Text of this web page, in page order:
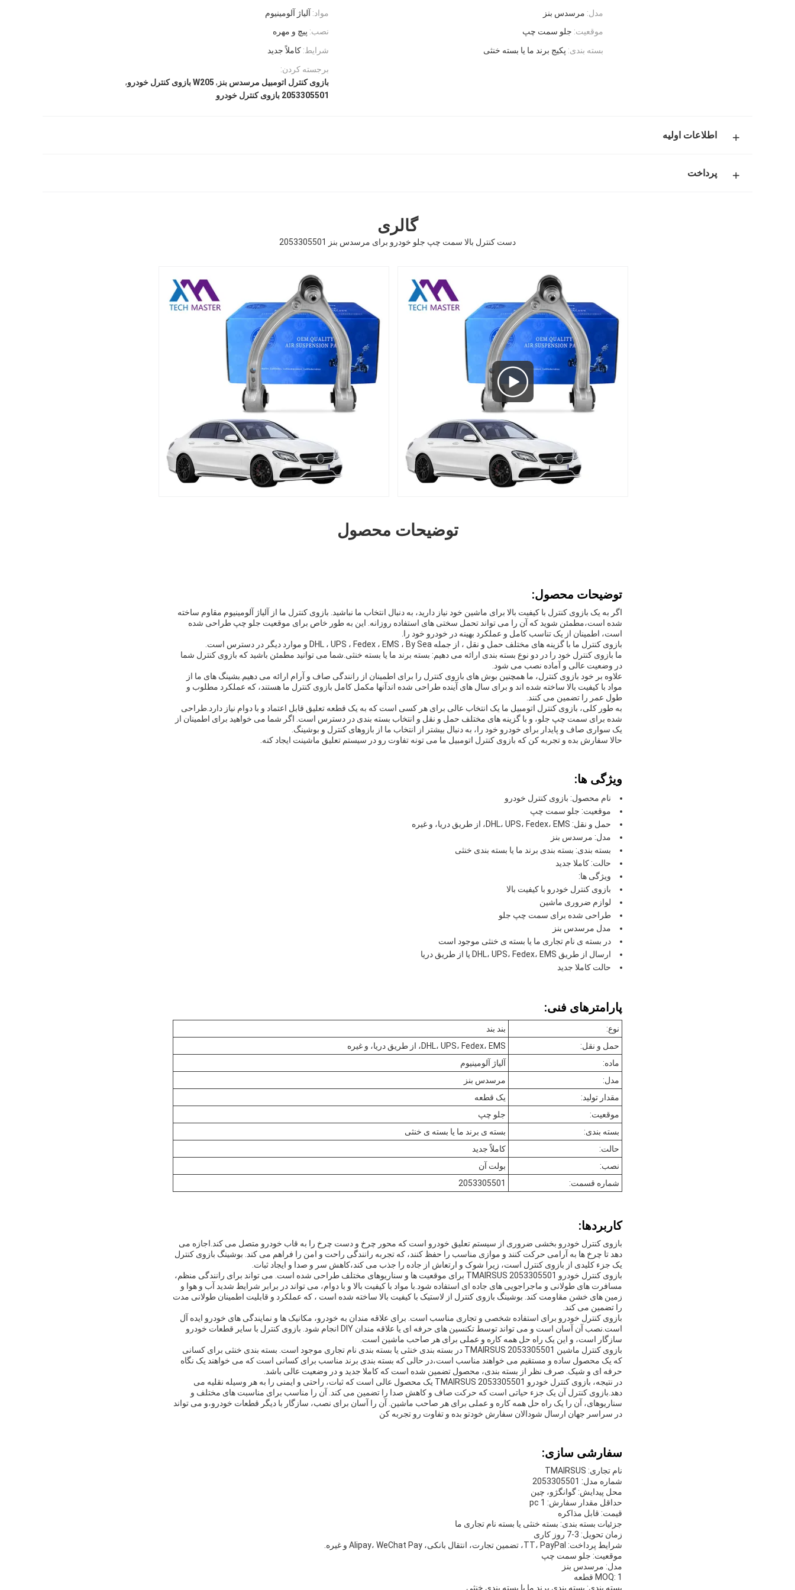
مواد: آلیاژ آلومینیوم مدل: مرسدس بنز
نصب: پیچ و مهره موقعیت: جلو سمت چپ
شرایط: کاملاً جديد بسته بندی: پکیج برند ما یا بسته خنثی
برجسته کردن:
بازوی کنترل اتومبیل مرسدس بنز , W205 بازوی کنترل خودرو
,
2053305501 بازوی کنترل خودرو
اطلاعات اولیه
پرداخت
گالری
دست کنترل بالا سمت چپ جلو خودرو برای مرسدس بنز 2053305501
توضیحات محصول
توضیحات محصول:
اگر به یک بازوی کنترل با کیفیت بالا برای ماشین خود نیاز دارید، به دنبال انتخاب ما نباشید. بازوی کنترل ما از آلیاژ آلومینیوم مقاوم ساخته
شده است،مطمئن شوید که آن را می تواند تحمل سختی های استفاده روزانه. این به طور خاص برای موقعیت جلو چپ طراحی شده
است، اطمینان از یک تناسب کامل و عملکرد بهینه در خودرو خود را.
بازوی کنترل ما با گزینه های مختلف حمل و نقل ، از جمله DHL ، UPS ، Fedex ، EMS ، By Sea و موارد دیگر در دسترس است.
ما بازوی کنترل خود را در دو نوع بسته بندی ارائه می دهیم: بسته برند ما یا بسته خنثی.شما می توانید مطمئن باشید که بازوی کنترل شما
در وضعیت عالی و آماده نصب می شود.
علاوه بر خود بازوی کنترل، ما همچنین بوش های بازوی کنترل را برای اطمینان از رانندگی صاف و آرام ارائه می دهیم.بشینگ های ما از
مواد با کیفیت بالا ساخته شده اند و برای سال های آینده طراحی شده اندآنها مکمل کامل بازوی کنترل ما هستند، که عملکرد مطلوب و
طول عمر را تضمین می کنند.
به طور کلی، بازوی کنترل اتومبیل ما یک انتخاب عالی برای هر کسی است که به یک قطعه تعلیق قابل اعتماد و با دوام نیاز دارد.طراحی
شده برای سمت چپ جلو، و با گزینه های مختلف حمل و نقل و انتخاب بسته بندی در دسترس است. اگر شما می خواهید برای اطمینان از
یک سواری صاف و پایدار برای خودرو خود را، به دنبال بیشتر از انتخاب ما از بازوهای کنترل و بوشینگ.
حالا سفارش بده و تجربه کن که بازوی کنترل اتومبیل ما می تونه تفاوت رو در سیستم تعلیق ماشینت ایجاد کنه.
ویژگی ها:
نام محصول: بازوی کنترل خودرو
موقعیت: جلو سمت چپ
حمل و نقل: DHL، UPS، Fedex، EMS، از طریق دریا، و غیره
مدل: مرسدس بنز
بسته بندی: بسته بندی برند ما یا بسته بندی خنثی
حالت: کاملا جدید
ویژگی ها:
بازوی کنترل خودرو با کیفیت بالا
لوازم ضروری ماشین
طراحی شده برای سمت چپ جلو
مدل مرسدس بنز
در بسته ی نام تجاری ما یا بسته ی خنثی موجود است
ارسال از طریق DHL، UPS، Fedex، EMS یا از طریق دریا
حالت کاملا جدید
پارامترهای فنی:
نوع:
بند بند
حمل و نقل:
DHL، UPS، Fedex، EMS، از طریق دریا، و غیره
ماده:
آلیاژ آلومینیوم
مدل:
مرسدس بنز
مقدار تولید:
یک قطعه
موقعیت:
جلو چپ
بسته بندی:
بسته ی برند ما یا بسته ی خنثی
حالت:
کاملاً جديد
نصب:
بولت آن
شماره قسمت:
2053305501
کاربردها:
بازوی کنترل خودرو بخشی ضروری از سیستم تعلیق خودرو است که محور چرخ و دست چرخ را به قاب خودرو متصل می کند.اجازه می
دهد تا چرخ ها به آرامی حرکت کنند و موازی مناسب را حفظ کنند، که تجربه رانندگی راحت و امن را فراهم می کند. بوشینگ بازوی کنترل
یک جزء کلیدی از بازوی کنترل است، زیرا شوک و ارتعاش از جاده را جذب می کند،کاهش سر و صدا و ایجاد ثبات.
بازوی کنترل خودرو TMAIRSUS 2053305501 برای موقعیت ها و سناریوهای مختلف طراحی شده است. می تواند برای رانندگی منظم،
مسافرت های طولانی و ماجراجویی های جاده ای استفاده شود.با مواد با کيفيت بالا و با دوام، می تواند در برابر شرایط شدید آب و هوا و
زمین های خشن مقاومت کند. بوشینگ بازوی کنترل از لاستیک با کیفیت بالا ساخته شده است ، که عملکرد و قابلیت اطمینان طولانی مدت
را تضمین می کند.
بازوی کنترل خودرو برای استفاده شخصی و تجاری مناسب است. برای علاقه مندان به خودرو، مکانیک ها و نمایندگی های خودرو ایده آل
است.نصب آن آسان است و می تواند توسط تکنسین های حرفه ای یا علاقه مندان DIY انجام شود. بازوی کنترل با سایر قطعات خودرو
سازگار است، و این یک راه حل همه کاره و عملی برای هر صاحب ماشین است.
بازوی کنترل ماشین TMAIRSUS 2053305501 در بسته بندی خنثی یا بسته بندی نام تجاری موجود است. بسته بندی خنثی برای کسانی
که یک محصول ساده و مستقیم می خواهند مناسب است،در حالی که بسته بندی برند مناسب برای کسانی است که می خواهند یک نگاه
حرفه ای و شیک. صرف نظر از بسته بندی، محصول تضمین شده است که کاملا جدید و در وضعیت عالی باشد.
در نتیجه، بازوی کنترل خودرو TMAIRSUS 2053305501 یک محصول عالی است که ثبات، راحتی و ایمنی را به هر وسیله نقلیه می
دهد.بازوی کنترل آن یک جزء حیاتی است که حرکت صاف و کاهش صدا را تضمین می کند. آن را مناسب برای مناسبت های مختلف و
سناریوهای، آن را یک راه حل همه کاره و عملی برای هر صاحب ماشین. آن را آسان برای نصب، سازگار با دیگر قطعات خودرو،و می تواند
در سراسر جهان ارسال شودالان سفارش خودتو بده و تفاوت رو تجربه کن
سفارشی سازی:
نام تجاری: TMAIRSUS
شماره مدل: 2053305501
محل پیدایش: گوانگژو، چین
حداقل مقدار سفارش: 1 pc
قیمت: قابل مذاکره
جزئیات بسته بندی: بسته خنثی یا بسته نام تجاری ما
زمان تحویل: 3-7 روز کاری
شرایط پرداخت: TT، PayPal، تضمین تجارت، انتقال بانکی، Alipay، WeChat Pay و غیره.
موقعیت: جلو سمت چپ
مدل: مرسدس بنز
MOQ: 1 قطعه
بسته بندی: بسته بندی برند ما یا بسته بندی خنثی